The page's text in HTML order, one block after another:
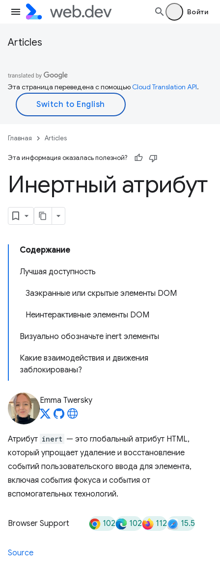
Войти
Articles
Эта страница переведена с помощьюCloud Translation API.
Главная Articles
Эта информация оказалась полезной?
Инертный атрибут
Содержание
Лучшая доступность
Заэкранные или скрытые элементы DOM
Неинтерактивные элементы DOM
Визуально обозначьте inert элементы
Какие взаимодействия и движения
заблокированы?
Emma Twersky
Атрибут inert — это глобальный атрибут HTML,
который упрощает удаление и восстановление
событий пользовательского ввода для элемента,
включая события фокуса и события от
вспомогательных технологий.
Browser Support 102 102 112 15.5
Source